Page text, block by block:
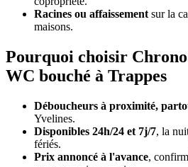
Racines ou affaissement sur la
maisons.
Pourquoi choisir
WC bouché à Trappes
Déboucheurs à proximité,
Yvelines.
Disponibles 24h/24 et 7j/7, la
fériés.
Prix annoncé à l'avance,